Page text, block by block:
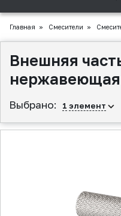
Главная » Смесители »
Внешняя
нержавеющая
Выбрано: 1 элемент